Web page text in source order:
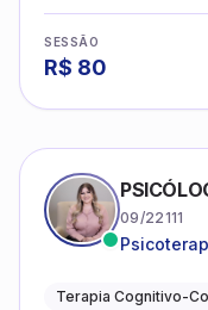
SESSÃO
R$ 80
09/22111
o
Terapia Cognitivo-